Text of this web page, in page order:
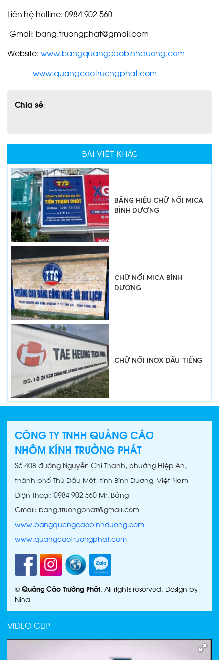
BÀI VIẾT KHÁC
MỘT
CHỮ NỔI MICA BÌNH
DƯƠNG
CHỮ NỔI INOX DẦU TIẾNG
CHỮ NỔI INOX TÂN UYÊN
CHỮ NỔI INOX THỦ DẦU
CHỮ NỔI INOX BÌNH
DƯƠNG
INOX - GIA CÔNG CHỮ NỔI
Liên hệ hotline: 0984 902 560
Gmail: bang.truongphat@gmail.com
Website: www.bangquangcaobinhduong.com
www.quangcaotruongphat.com
Chia sẻ:
CÔNG TY TNHH QUẢNG CÁO
NHÔM KÍNH TRƯỜNG PHÁT
Số 408 đường Nguyễn Chí Thanh, phường Hiệp An,
thành phố Thủ Dầu Một, tỉnh Bình Dương, Việt Nam
Điện thoại: 0984 902 560 Mr. Bảng
Gmail: bang.truongphat@gmail.com
www.bangquangcaobinhduong.com -
www.quangcaotruongphat.com
© Quảng Cáo Trường Phát. All rights reserved. Design by
Nina
VIDEO CLIP